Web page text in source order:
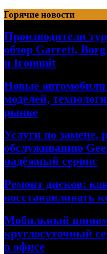
Перейти
к
содержимому
Горячие новости
Производители
обзор Garrett,
и Ironunit
Новые
моделей,
рынке
Услуги по замене,
обслуживанию
надёжный сервис
Ремонт дисков:
восстанавливать
Мобильный
круглосуточный
в офисе